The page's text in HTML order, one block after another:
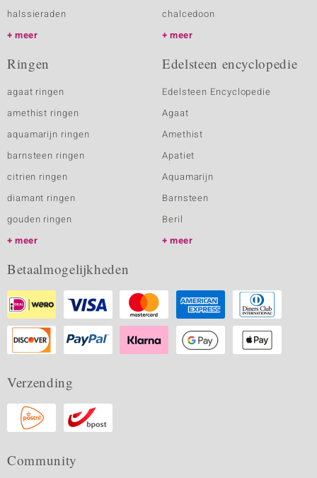
halssieraden
meer
chalcedoon
meer
Ringen
agaat ringen
amethist ringen
aquamarijn ringen
barnsteen ringen
citrien ringen
diamant ringen
gouden ringen
meer
Edelsteen encyclopedie
Edelsteen Encyclopedie
Agaat
Amethist
Apatiet
Aquamarijn
Barnsteen
Beril
meer
Betaalmogelijkheden
Verzending
Community